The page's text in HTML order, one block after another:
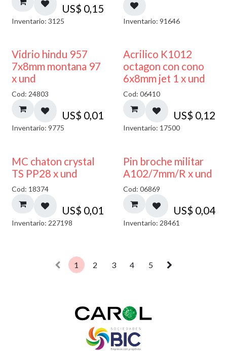
US$ 0,15
Inventario: 3125 Inventario: 91646
40% DESCUENTO
Vidrio hindu 957
7x8mm montana 97
x und
Cod: 24803
US$ 0,01
Inventario: 9775
Acrilico K1012
octagon con cono
6x8mm jet 1 x und
Cod: 06410
US$ 0,12
Inventario: 17500
MC chaton crystal
TS PP28 x und
Cod: 18374
US$ 0,01
Inventario: 227198
Pin broche militar
A102/7mm/R x und
Cod: 06869
US$ 0,04
Inventario: 28461
1 2 3 4 5